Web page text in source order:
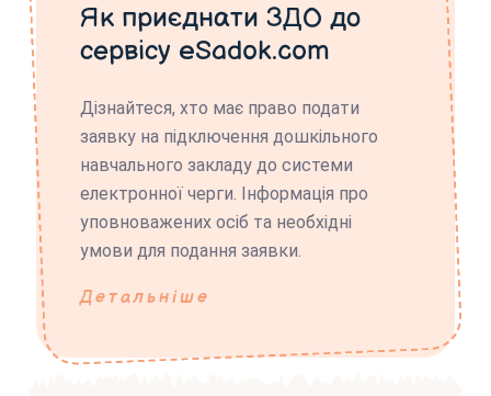
Як приєднати ЗДО до
сервісу eSadok.com
Дізнайтеся, хто має право подати
заявку на підключення дошкільного
навчального закладу до системи
електронної черги. Інформація про
уповноважених осіб та необхідні
умови для подання заявки.
Детальніше